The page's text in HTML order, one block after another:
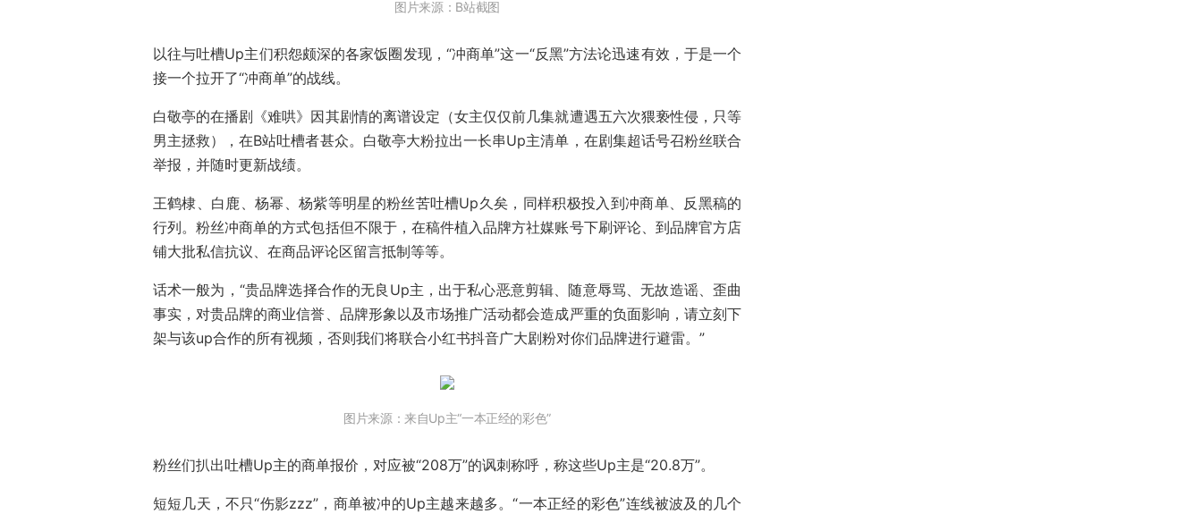
图片来源：B站截图
以往与吐槽Up主们积怨颇深的各家饭圈发现，“冲商单”这一“反黑”方法论迅速有效，于是一个
接一个拉开了“冲商单”的战线。
白敬亭的在播剧《难哄》因其剧情的离谱设定（女主仅仅前几集就遭遇五六次猥亵性侵，只等
男主拯救），在B站吐槽者甚众。白敬亭大粉拉出一长串Up主清单，在剧集超话号召粉丝联合
举报，并随时更新战绩。
王鹤棣、白鹿、杨幂、杨紫等明星的粉丝苦吐槽Up久矣，同样积极投入到冲商单、反黑稿的
行列。粉丝冲商单的方式包括但不限于，在稿件植入品牌方社媒账号下刷评论、到品牌官方店
铺大批私信抗议、在商品评论区留言抵制等等。
话术一般为，“贵品牌选择合作的无良Up主，出于私心恶意剪辑、随意辱骂、无故造谣、歪曲
事实，对贵品牌的商业信誉、品牌形象以及市场推广活动都会造成严重的负面影响，请立刻下
架与该up合作的所有视频，否则我们将联合小红书抖音广大剧粉对你们品牌进行避雷。”
图片来源：来自Up主“一本正经的彩色”
粉丝们扒出吐槽Up主的商单报价，对应被“208万”的讽刺称呼，称这些Up主是“20.8万”。
短短几天，不只“伤影zzz”，商单被冲的Up主越来越多。“一本正经的彩色”连线被波及的几个